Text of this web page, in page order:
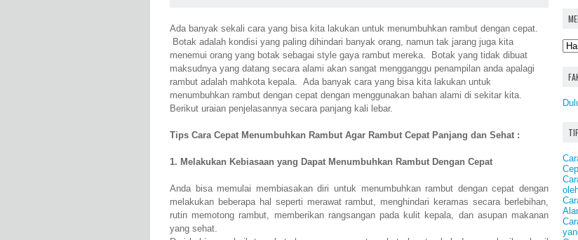
Ada banyak sekali cara yang bisa kita lakukan untuk menumbuhkan rambut dengan cepat.
Botak adalah kondisi yang paling dihindari banyak orang, namun tak jarang juga kita
menemui orang yang botak sebagai style gaya rambut mereka. Botak yang tidak dibuat
maksudnya yang datang secara alami akan sangat mengganggu penampilan anda apalagi
rambut adalah mahkota kepala. Ada banyak cara yang bisa kita lakukan untuk
menumbuhkan rambut dengan cepat dengan menggunakan bahan alami di sekitar kita.
Berikut uraian penjelasannya secara panjang kali lebar.
Tips Cara Cepat Menumbuhkan Rambut Agar Rambut Cepat Panjang dan Sehat :
1. Melakukan Kebiasaan yang Dapat Menumbuhkan Rambut Dengan Cepat
Anda bisa memulai membiasakan diri untuk menumbuhkan rambut dengan cepat dengan
melakukan beberapa hal seperti merawat rambut, menghindari keramas secara berlebihan,
rutin memotong rambut, memberikan rangsangan pada kulit kepala, dan asupan makanan
yang sehat.